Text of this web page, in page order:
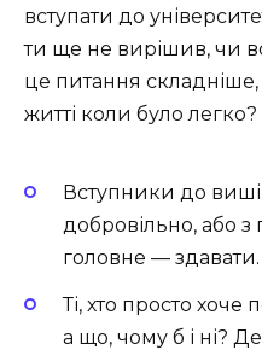
вступати до
ти ще не вирішив, чи
це питання
житті коли було легко?
Вступники до
добровільно, або
головне — здавати.
Ті, хто просто хоче
а що, чому б і ні?